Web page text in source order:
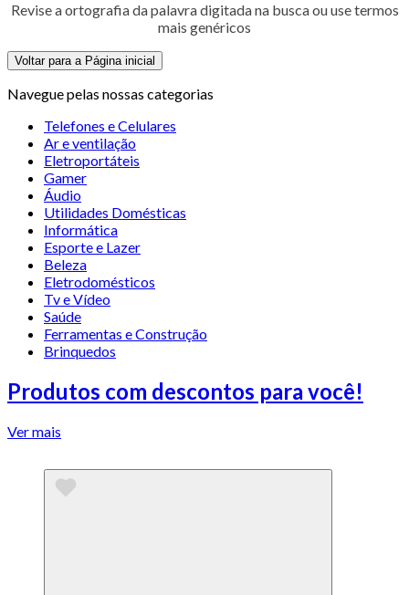
Revise a ortografia da palavra digitada na busca ou use termos
mais genéricos
Voltar para a Página inicial
Navegue pelas nossas categorias
Telefones e Celulares
Ar e ventilação
Eletroportáteis
Gamer
Áudio
Utilidades Domésticas
Informática
Esporte e Lazer
Beleza
Eletrodomésticos
Tv e Vídeo
Saúde
Ferramentas e Construção
Brinquedos
Produtos com descontos para você!
Ver mais